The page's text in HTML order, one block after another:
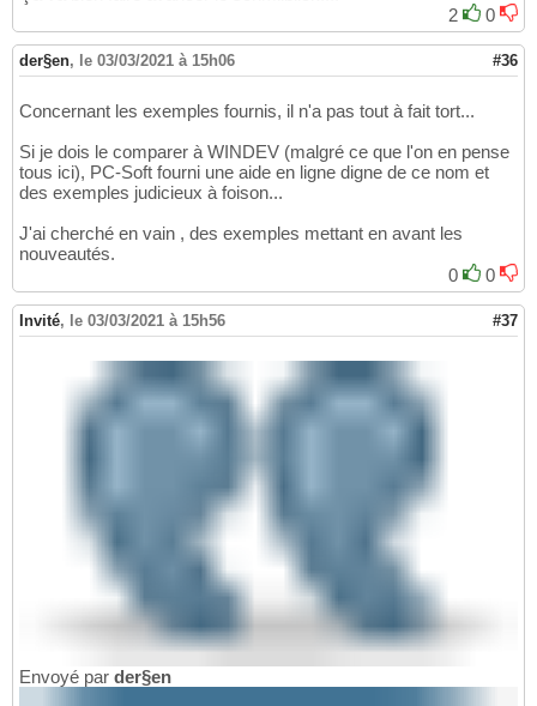
2
0
der§en, le 03/03/2021 à 15h06 #36
Concernant les exemples fournis, il n'a pas tout à fait tort...
Si je dois le comparer à WINDEV (malgré ce que l'on en pense
tous ici), PC-Soft fourni une aide en ligne digne de ce nom et
des exemples judicieux à foison...
J'ai cherché en vain , des exemples mettant en avant les
nouveautés.
0
0
Invité, le 03/03/2021 à 15h56 #37
Envoyé par der§en